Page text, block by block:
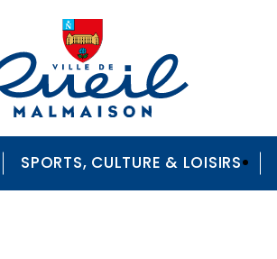
SPORTS, CULTURE & LOISIRS